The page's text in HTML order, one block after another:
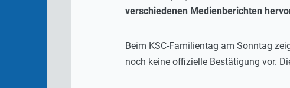
verschiedenen Medienberichten
Beim KSC-Familientag am Sonntag
noch keine offizielle Bestätigung vor.